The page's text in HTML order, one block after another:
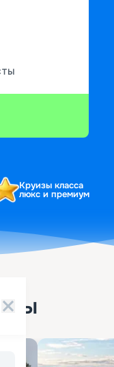
Круизы класса
люкс и премиум